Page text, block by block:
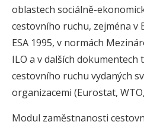
oblastech sociálně-
cestovního ruchu, zejména v
ESA 1995, v normách
ILO a v dalších dokumentech
cestovního ruchu vydaných
organizacemi (Eurostat, WTO,
Modul zaměstnanosti